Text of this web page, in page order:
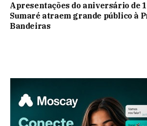
Apresentações do aniversário de
Sumaré atraem grande público à
Bandeiras